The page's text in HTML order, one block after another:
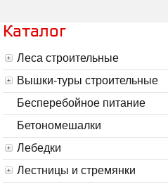
Каталог
Леса строительные
Вышки-туры строительные
Бесперебойное питание
Бетономешалки
Лебедки
Лестницы и стремянки